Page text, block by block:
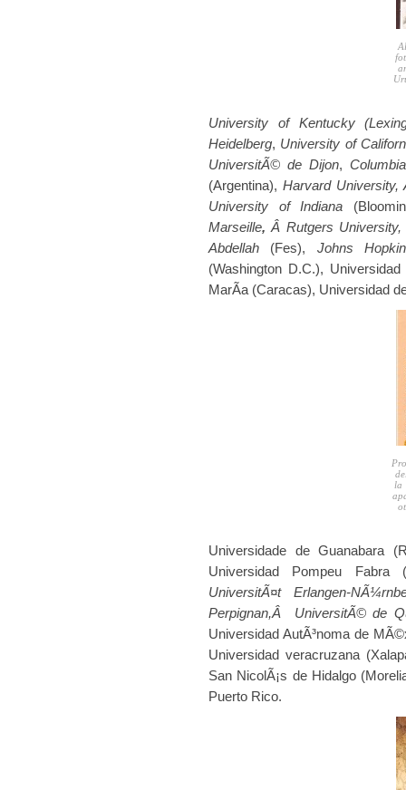
University of Kentucky
Heidelberg, University of
UniversitÃ© de Dijon,
(Argentina), Harvard
University of Indiana
Marseille,Â Rutgers
Abdellah (Fes), Johns
(Washington D.C.),
MarÃ­a (Caracas), Universidad
la
Universidade de Guanabara
Universidad Pompeu Fabra
UniversitÃ¤t Erlangen-
Perpignan,Â UniversitÃ© de
Universidad AutÃ³noma de
Universidad veracruzana
San NicolÃ¡s de Hidalgo
Puerto Rico.